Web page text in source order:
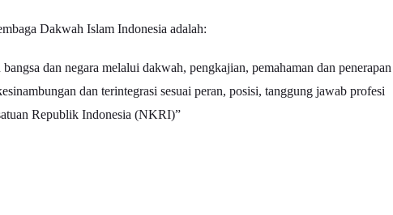
Dakwah Islam Indonesia adalah:
dan negara melalui dakwah, pengkajian, pemahaman dan penerapan
dan terintegrasi sesuai peran, posisi, tanggung jawab profesi
Republik Indonesia (NKRI)”